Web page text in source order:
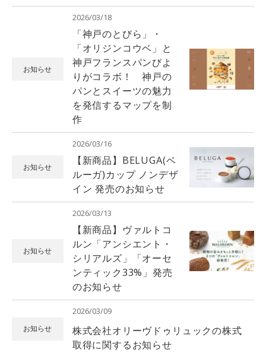
お知らせ
2026/03/18
「神戸のとびら」・
「オリジンコウベ」と
神戸フランスパンびよ
りがコラボ！ 神戸の
パンとスイーツの魅力
を発信するマップを制
作
お知らせ
2026/03/16
【新商品】BELUGA(ベ
ルーガ)カップ ノンデザ
イン 発売のお知らせ
お知らせ
2026/03/13
【新商品】ヴァルトコ
ルン「アンシエント・
シリアルズ」「オーセ
ンティック33%」発売
のお知らせ
お知らせ
2026/03/09
株式会社オリーヴドゥリュックの株式
取得に関するお知らせ